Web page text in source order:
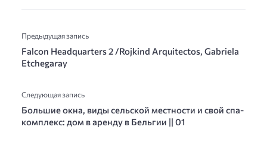
Предыдущая запись
Falcon Headquarters 2 /Rojkind Arquitectos, Gabriela
Etchegaray
Следующая запись
Большие окна, виды сельской местности и свой спа-
комплекс: дом в аренду в Бельгии || 01